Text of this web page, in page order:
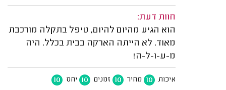
חוות דעת:
הוא הגיע מהיום להיום, טיפל בתקלה מורכבת
מאוד. לא הייתה הארקה בבית בכלל. היה
מ-ע-ו-ל-ה!
איכות 10 מחיר 10 זמנים 10 יחס 10